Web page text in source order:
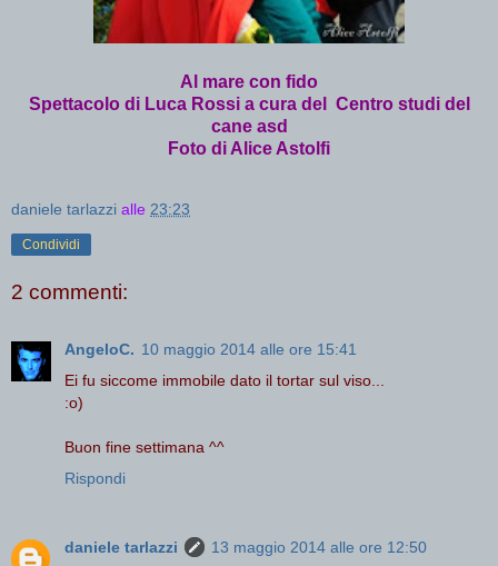
Al mare con fido
Spettacolo di Luca Rossi a cura del Centro studi del
cane asd
Foto di Alice Astolfi
daniele tarlazzi alle 23:23
Condividi
2 commenti:
AngeloC. 10 maggio 2014 alle ore 15:41
Ei fu siccome immobile dato il tortar sul viso...
:o)
Buon fine settimana ^^
Rispondi
daniele tarlazzi
13 maggio 2014 alle ore 12:50